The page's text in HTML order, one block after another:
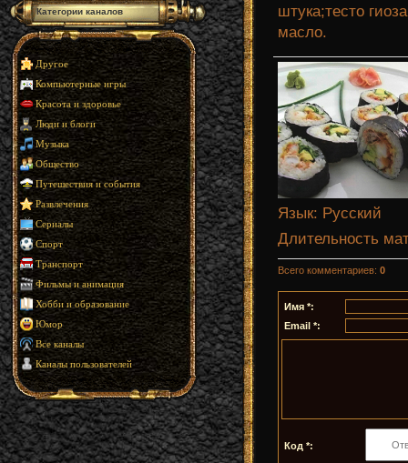
Категории каналов
Другое
Компьютерные игры
Красота и здоровье
Люди и блоги
Музыка
Общество
Путешествия и события
Развлечения
Сериалы
Спорт
Транспорт
Фильмы и анимация
Хобби и образование
Юмор
Все каналы
Каналы пользователей
штука;тесто
масло.
Язык: Русский
Длительность
Всего комментариев: 0
Имя *:
Email *:
Код *: